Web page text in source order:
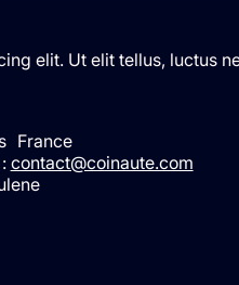
elit. Ut elit tellus, luctus
France
contact@coinaute.com